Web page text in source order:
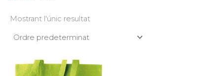
Mostrant l'únic resultat
Interval
de
Aquest